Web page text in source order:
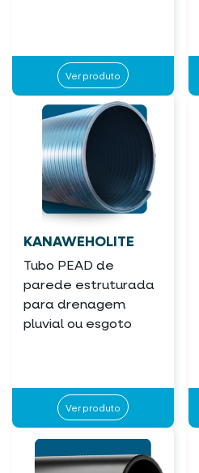
Ver produto
KANAWEHOLITE
Tubo PEAD de
parede estruturada
para drenagem
pluvial ou esgoto
Ver produto